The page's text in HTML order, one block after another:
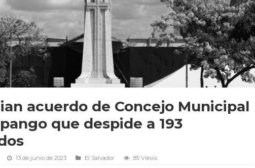
acuerdo de Concejo Municipal
que despide a 193
13 de junio de 2023 El Salvador 85 Views